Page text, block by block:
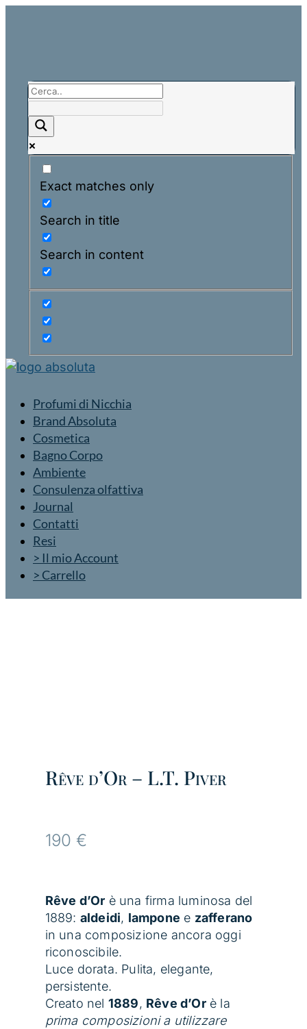
Exact matches only
Search in title
Search in content
Profumi di Nicchia
Brand Absoluta
Cosmetica
Bagno Corpo
Ambiente
Consulenza olfattiva
Journal
Contatti
Resi
> Il mio Account
> Carrello
Rêve d’Or – L.T. Piver
190 €
Rêve d’Or è una firma luminosa del
1889: aldeidi, lampone e zafferano
in una composizione ancora oggi
riconoscibile.
Luce dorata. Pulita, elegante,
persistente.
Creato nel 1889, Rêve d’Orè la
prima composizioni a utilizzare